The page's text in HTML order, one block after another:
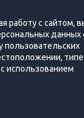
работу с сайтом,
данных
пользовательских
типе
использованием